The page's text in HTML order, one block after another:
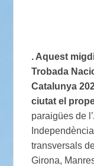
. Aquest
Trobada
Catalunya
ciutat el
paraigües de
transversals
Girona,